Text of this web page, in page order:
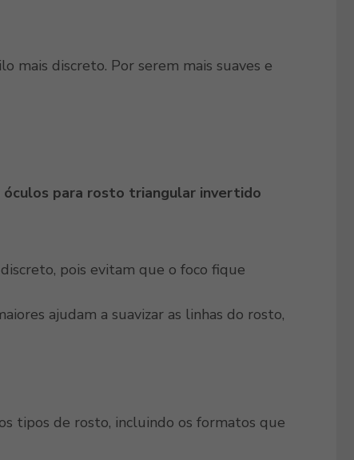
mais discreto. Por serem mais suaves e
óculos para rosto triangular invertido
pois evitam que o foco fique
ajudam a suavizar as linhas do rosto,
tipos de rosto, incluindo os formatos que